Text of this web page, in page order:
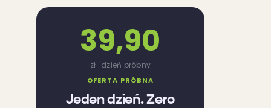
OFERTA PRÓBNA
Jeden dzień. Zero
39,90
zł · dzień próbny